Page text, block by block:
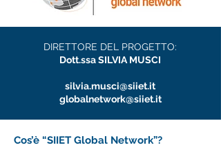
DIRETTORE DEL PROGETTO:
Dott.ssa SILVIA MUSCI
silvia.musci@siiet.it
globalnetwork@siiet.it
Cos’è “SIIET Global Network”?